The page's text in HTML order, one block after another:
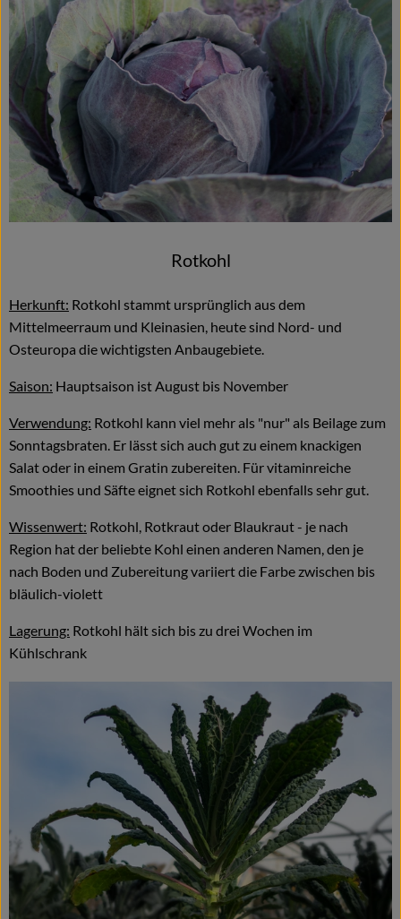
Rotkohl
Herkunft: Rotkohl stammt ursprünglich aus dem
Mittelmeerraum und Kleinasien, heute sind Nord- und
Osteuropa die wichtigsten Anbaugebiete.
Saison: Hauptsaison ist August bis November
Verwendung: Rotkohl kann viel mehr als "nur" als Beilage zum
Sonntagsbraten. Er lässt sich auch gut zu einem knackigen
Salat oder in einem Gratin zubereiten. Für vitaminreiche
Smoothies und Säfte eignet sich Rotkohl ebenfalls sehr gut.
Wissenwert: Rotkohl, Rotkraut oder Blaukraut - je nach
Region hat der beliebte Kohl einen anderen Namen, den je
nach Boden und Zubereitung variiert die Farbe zwischen bis
bläulich-violett
Lagerung: Rotkohl hält sich bis zu drei Wochen im
Kühlschrank